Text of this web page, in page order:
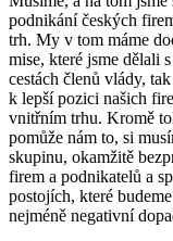
podnikání českých
trh. My v tom máme
mise, které jsme dělali
cestách členů vlády,
k lepší pozici našich
vnitřním trhu. Kromě
pomůže nám to, si
skupinu, okamžitě
firem a podnikatelů a
postojích, které
nejméně negativní